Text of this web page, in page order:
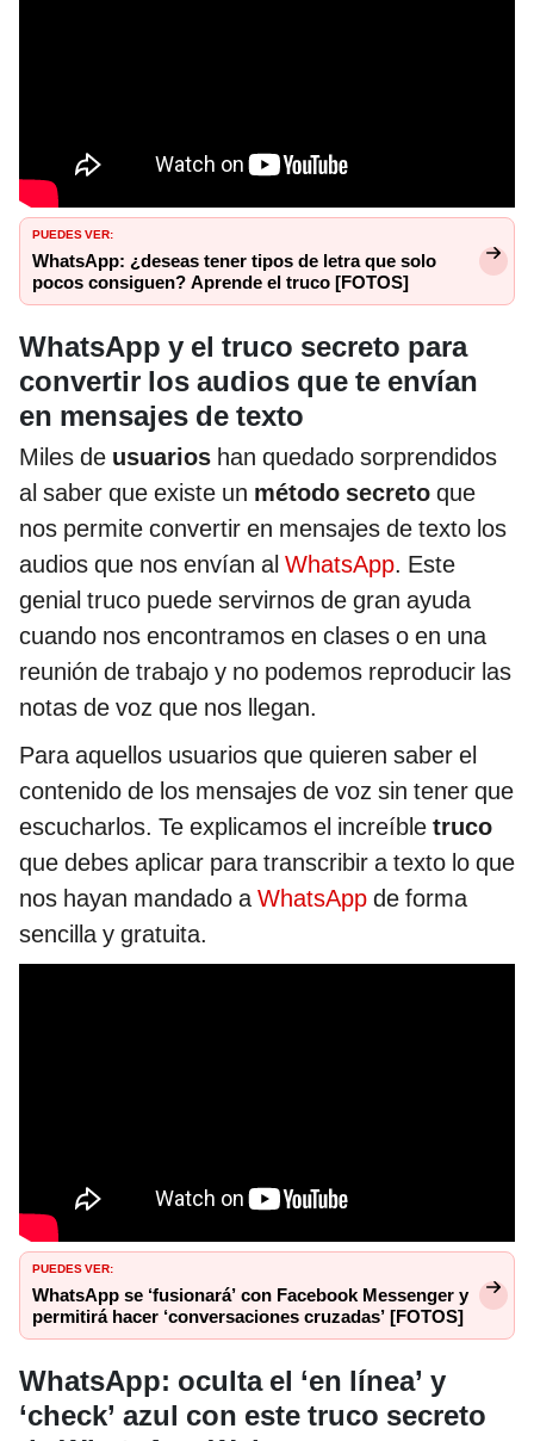
PUEDES VER:
WhatsApp: ¿deseas tener tipos de letra que solo
pocos consiguen? Aprende el truco [FOTOS]
WhatsApp y el truco secreto para
convertir los audios que te envían
en mensajes de texto
Miles de usuarios han quedado sorprendidos
al saber que existe un método secreto que
nos permite convertir en mensajes de texto los
audios que nos envían al WhatsApp. Este
genial truco puede servirnos de gran ayuda
cuando nos encontramos en clases o en una
reunión de trabajo y no podemos reproducir las
notas de voz que nos llegan.
Para aquellos usuarios que quieren saber el
contenido de los mensajes de voz sin tener que
escucharlos. Te explicamos el increíble truco
que debes aplicar para transcribir a texto lo que
nos hayan mandado aWhatsApp de forma
sencilla y gratuita.
PUEDES VER:
WhatsApp se ‘fusionará’ con Facebook Messenger y
permitirá hacer ‘conversaciones cruzadas’ [FOTOS]
WhatsApp: oculta el ‘en línea’ y
‘check’ azul con este truco secreto